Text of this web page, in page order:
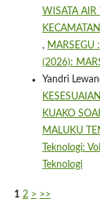
WISATA AIR
, MARSEGU
(2026):
Yandri
KUAKO
MALUKU
Teknologi:
Teknologi
1 2 > >>